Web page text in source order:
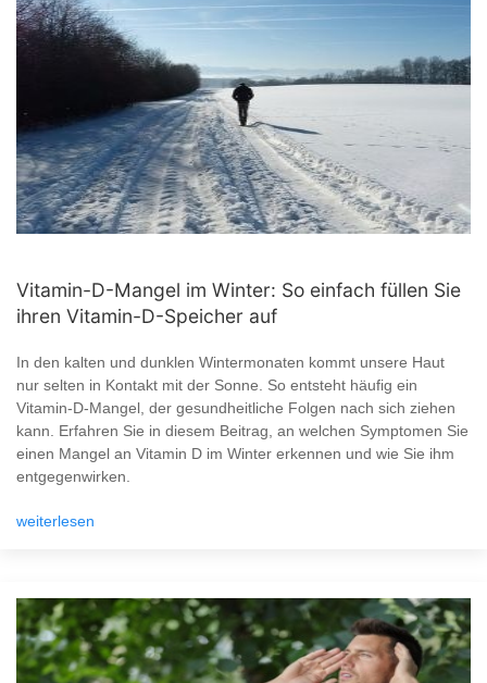
Vitamin-D-Mangel im Winter: So einfach füllen Sie
ihren Vitamin-D-Speicher auf
In den kalten und dunklen Wintermonaten kommt unsere Haut
nur selten in Kontakt mit der Sonne. So entsteht häufig ein
Vitamin-D-Mangel, der gesundheitliche Folgen nach sich ziehen
kann. Erfahren Sie in diesem Beitrag, an welchen Symptomen Sie
einen Mangel an Vitamin D im Winter erkennen und wie Sie ihm
entgegenwirken.
weiterlesen